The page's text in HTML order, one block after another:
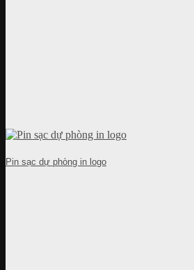
Pin sạc dự phòng in logo